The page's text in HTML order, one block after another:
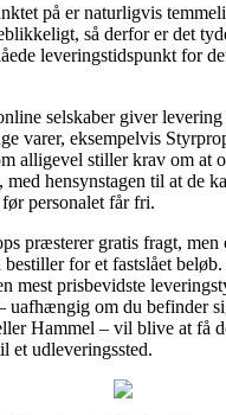
på er naturligvis
så derfor er det
leveringstidspunkt for
selskaber giver
varer, eksempelvis
alligevel stiller krav om at
med hensynstagen til at de
personalet får fri.
præsterer gratis fragt, men
bestiller for et fastslået
mest prisbevidste
uafhængig om du befinder
Hammel – vil blive at få
et udleveringssted.